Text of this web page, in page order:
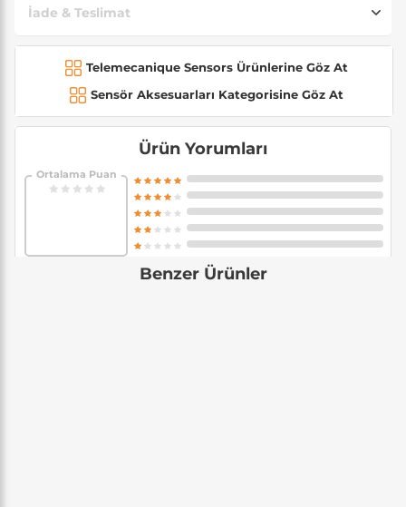
İade & Teslimat
Telemecanique Sensors Ürünlerine Göz At
Sensör Aksesuarları Kategorisine Göz At
Ürün Yorumları
Ortalama Puan
Benzer Ürünler